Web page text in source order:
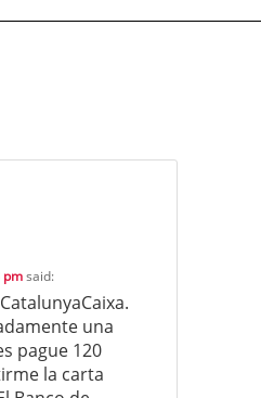
pmsaid:
una
pague 120
la carta